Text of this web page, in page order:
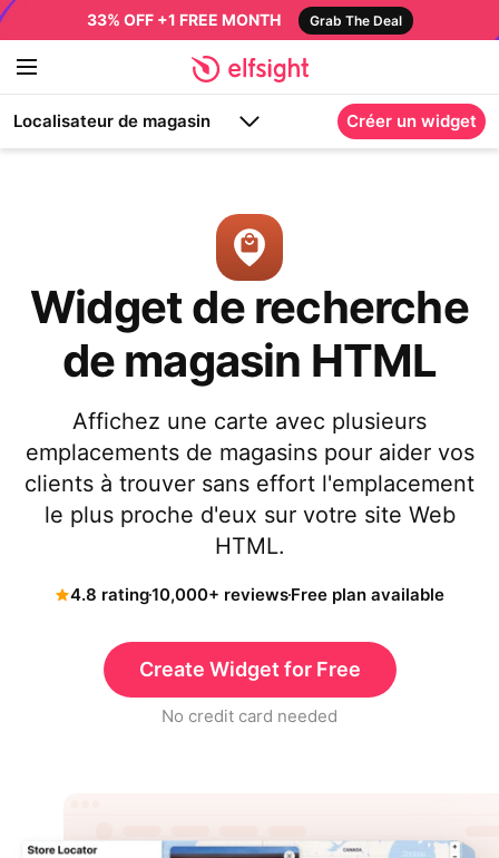
33% OFF +1 FREE MONTH Grab The Deal
Localisateur de magasin Créer un widget
Widget de recherche
de magasin HTML
Affichez une carte avec plusieurs
emplacements de magasins pour aider vos
clients à trouver sans effort l'emplacement
le plus proche d'eux sur votre site Web
HTML.
4.8 rating10,000+ reviewsFree plan available
Create Widget for Free
No credit card needed